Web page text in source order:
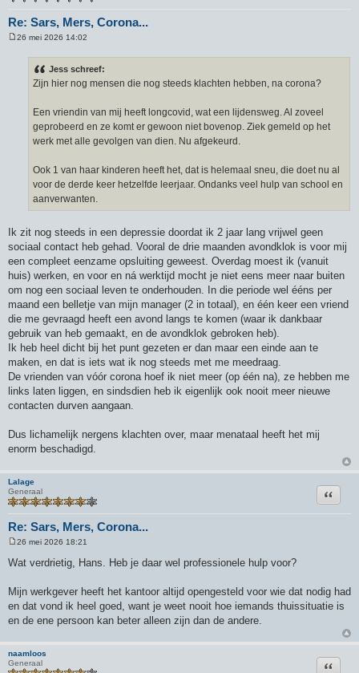
Re: Sars, Mers, Corona...
26 mei 2026 14:02
Jess schreef:
Zijn hier nog mensen die nog steeds klachten hebben, na corona?
Een vriendin van mij heeft longcovid, wat een lijdensweg. Al zoveel
geprobeerd en ze komt er gewoon niet bovenop. Ziek gemeld op het
werk met alle gevolgen van dien. Nu afgekeurd.
Ook 1 van haar kinderen heeft het, dat is helemaal sneu, die doet nu al
voor de derde keer hetzelfde leerjaar. Ondanks veel hulp van school en
aanverwanten.
Ik zit nog steeds in een depressie doordat ik 2 jaar lang vrijwel geen
sociaal contact heb gehad. Vooral de drie maanden avondklok is voor mij
een compleet eenzame opsluiting geweest. Overdag moest ik (vanuit
huis) werken, en voor en ná werktijd mocht je niet eens meer naar buiten
om nog een sociaal leven te onderhouden. In die periode wel ééns per
maand een belletje van mijn manager (2 in totaal), en één keer een vriend
die me gevraagd heeft een avond langs te komen (waar ik dankbaar
gebruik van heb gemaakt, en de avondklok gebroken heb).
Ik heb heel dicht bij het punt gezeten er dan maar een einde aan te
maken, en dat is iets wat ik nog steeds met me meedraag.
De vrienden van vóór corona hoef ik niet meer (op één na), ze hebben me
links laten liggen, en sindsdien heb ik eigenlijk ook nooit meer nieuwe
contacten durven aangaan.
Dus lichamelijk nergens klachten over, maar menataal heeft het mij
enorm beschadigd.
Lalage
Generaal
Re: Sars, Mers, Corona...
Citeer
e
r
c
h
t
26 mei 2026 18:21
Wat verdrietig, Hans. Heb je daar wel professionele hulp voor?
Mijn werkgever heeft het kantoor altijd opengesteld voor wie dat nodig had
en dat vond ik heel goed, want je weet nooit hoe iemands thuissituatie is
en de ene persoon kan beter alleen zijn dan de andere.
naamloos
Generaal
Citeer